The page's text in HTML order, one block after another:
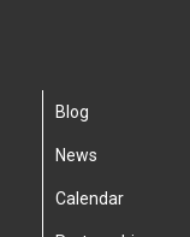
Blog
News
Calendar